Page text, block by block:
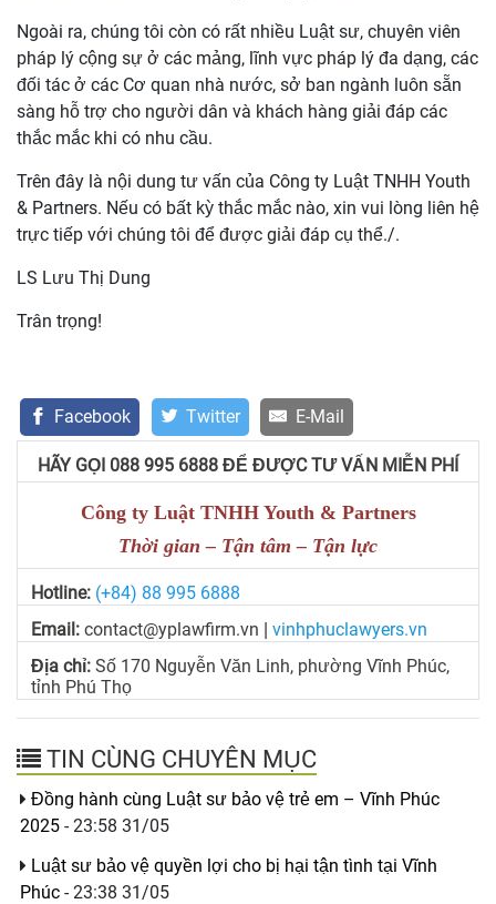
Ngoài ra, chúng tôi còn có rất nhiều Luật sư, chuyên viên
pháp lý cộng sự ở các mảng, lĩnh vực pháp lý đa dạng, các
đối tác ở các Cơ quan nhà nước, sở ban ngành luôn sẵn
sàng hỗ trợ cho người dân và khách hàng giải đáp các
thắc mắc khi có nhu cầu.
Trên đây là nội dung tư vấn của Công ty Luật TNHH Youth
& Partners. Nếu có bất kỳ thắc mắc nào, xin vui lòng liên hệ
trực tiếp với chúng tôi để được giải đáp cụ thể./.
LS Lưu Thị Dung
Trân trọng!
Facebook Twitter E-Mail
HÃY GỌI 088 995 6888 ĐỂ ĐƯỢC TƯ VẤN MIỄN PHÍ
Công ty Luật TNHH Youth & Partners
Thời gian – Tận tâm – Tận lực
Hotline: (+84) 88 995 6888
Email: contact@yplawfirm.vn
vinhphuclawyers.vn
Địa chỉ: Số 170 Nguyễn Văn Linh, phường Vĩnh Phúc,
tỉnh Phú Thọ
TIN CÙNG CHUYÊN MỤC
Đồng hành cùng Luật sư bảo vệ trẻ em – Vĩnh Phúc
2025 - 23:58 31/05
Luật sư bảo vệ quyền lợi cho bị hại tận tình tại Vĩnh
Phúc - 23:38 31/05